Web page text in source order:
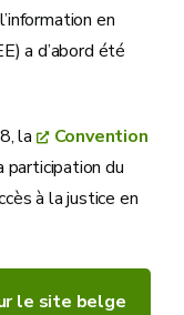
en
a d’abord été
la
Convention
participation du
à la justice en
le site belge